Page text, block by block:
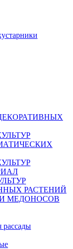
РАСТЕНИЙ
МЕДОНОСОВ
рассады